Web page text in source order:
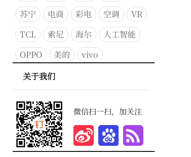
苏宁
电商 彩电 空调
VR
TCL
索尼 海尔
人工智能
OPPO
美的
vivo
关于我们
微信扫一扫，加关注